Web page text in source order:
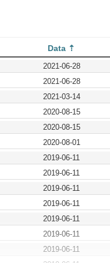
Data
2021-06-28
2021-06-28
2021-03-14
2020-08-15
2020-08-15
2020-08-01
2019-06-11
2019-06-11
2019-06-11
2019-06-11
2019-06-11
2019-06-11
2019-06-11